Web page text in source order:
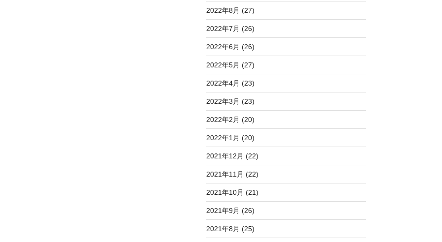
2022年8月 (27)
2022年7月 (26)
2022年6月 (26)
2022年5月 (27)
2022年4月 (23)
2022年3月 (23)
2022年2月 (20)
2022年1月 (20)
2021年12月 (22)
2021年11月 (22)
2021年10月 (21)
2021年9月 (26)
2021年8月 (25)